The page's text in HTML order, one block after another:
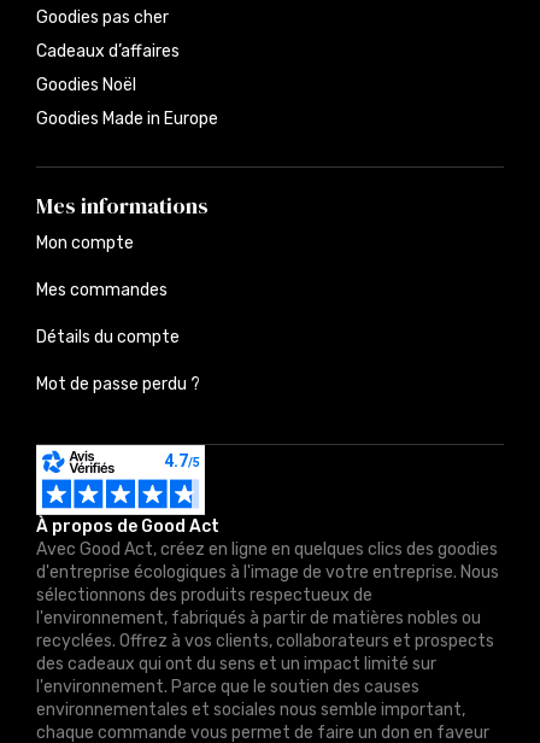
À propos de Good Act
Avec Good Act, créez en ligne en quelques clics des goodies
d'entreprise écologiques à l'image de votre entreprise. Nous
sélectionnons des produits respectueux de
l'environnement, fabriqués à partir de matières nobles ou
recyclées. Offrez à vos clients, collaborateurs et prospects
des cadeaux qui ont du sens et un impact limité sur
l'environnement. Parce que le soutien des causes
environnementales et sociales nous semble important,
chaque commande vous permet de faire un don en faveur
Goodies pas cher
Cadeaux d’affaires
Goodies Noël
Goodies Made in Europe
Mes informations
Mon compte
Mes commandes
Détails du compte
Mot de passe perdu ?